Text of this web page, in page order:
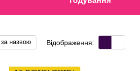
за назвою Відображення: